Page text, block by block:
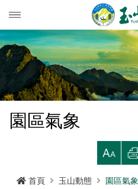
玉山動態
新聞快訊
活動列車
活動報名
登山步道開放狀況
旅遊導引
旅遊須知
遊憩型態
緊急連絡電話
西北園區
東部園區
登山資訊
登山資訊總覽
步道分級與步道系統
登山安全
八通關越嶺步道系統
生態保育
地形
歷史人文
環教理念
多媒體專區
園區氣象
大
印
首頁 玉山動態 園區氣象